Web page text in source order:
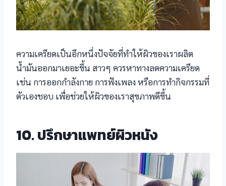
ความเครียดเป็นอีกหนึ่งปัจจัยที่ทำให้ผิวของเราผลิต
น้ำมันออกมาเยอะขึ้น สาวๆ ควรหาทางลดความเครียด
เช่น การออกกำลังกาย การฟังเพลง หรือการทำกิจกรรมที่
ตัวเองชอบ เพื่อช่วยให้ผิวของเราสุขภาพดีขึ้น
10. ปรึกษาแพทย์ผิวหนัง